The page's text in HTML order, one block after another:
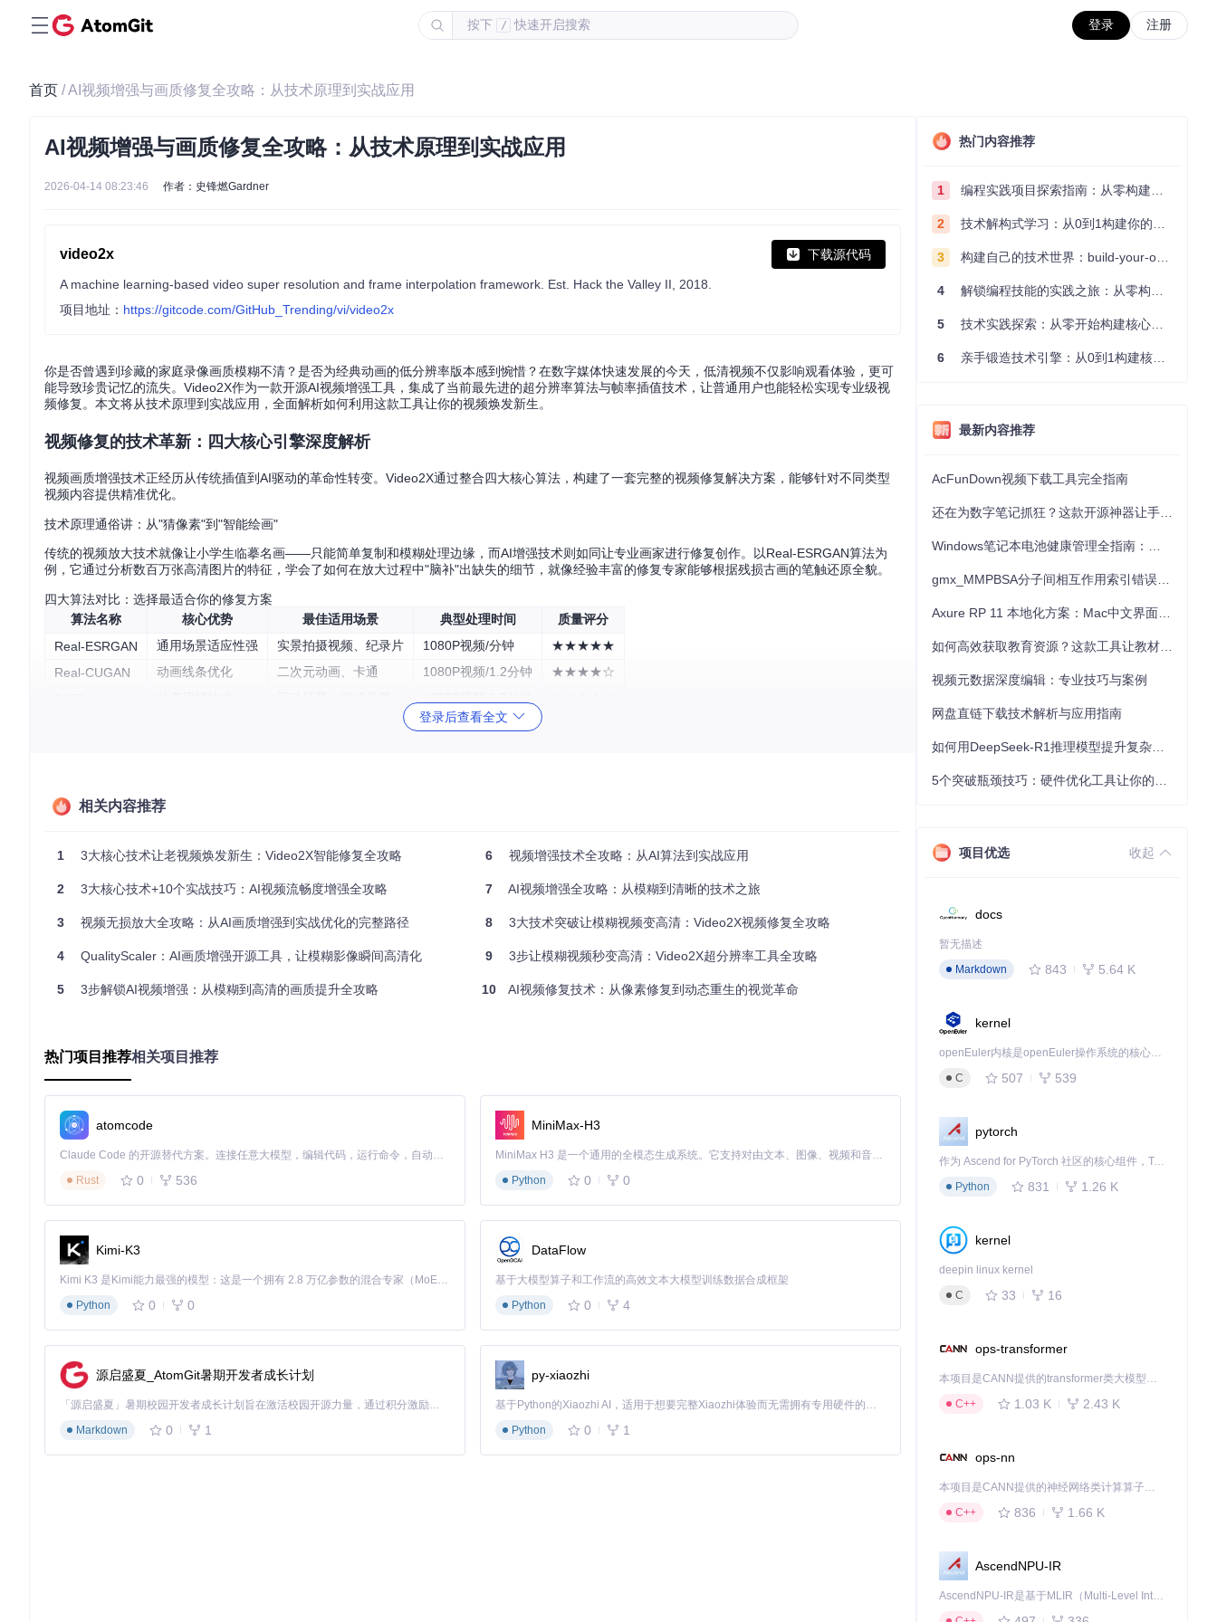
按下 / 快速开启搜索 登录 注册
首页 / AI视频增强与画质修复全攻略：从技术原理到实战应用
AI视频增强与画质修复全攻略：从技术原理到实战应用
2026-04-14 08:23:46 作者：史锋燃Gardner
video2x 下载源代码
A machine learning-based video super resolution and frame interpolation framework. Est. Hack the Valley II, 2018.
项目地址： https://gitcode.com/GitHub_Trending/vi/video2x
你是否曾遇到珍藏的家庭录像画质模糊不清？是否为经典动画的低分辨率版本感到惋惜？在数字媒体快速发展的今天，低清视频不仅影响观看体验，更可
能导致珍贵记忆的流失。Video2X作为一款开源AI视频增强工具，集成了当前最先进的超分辨率算法与帧率插值技术，让普通用户也能轻松实现专业级视
频修复。本文将从技术原理到实战应用，全面解析如何利用这款工具让你的视频焕发新生。
视频修复的技术革新：四大核心引擎深度解析
视频画质增强技术正经历从传统插值到AI驱动的革命性转变。Video2X通过整合四大核心算法，构建了一套完整的视频修复解决方案，能够针对不同类型
视频内容提供精准优化。
技术原理通俗讲：从"猜像素"到"智能绘画"
传统的视频放大技术就像让小学生临摹名画——只能简单复制和模糊处理边缘，而AI增强技术则如同让专业画家进行修复创作。以Real-ESRGAN算法为
例，它通过分析数百万张高清图片的特征，学会了如何在放大过程中"脑补"出缺失的细节，就像经验丰富的修复专家能够根据残损古画的笔触还原全貌。
四大算法对比：选择最适合你的修复方案
算法名称
核心优势 最佳适用场景 典型处理时间
质量评分
Real-ESRGAN
通用场景适应性强 实景拍摄视频、纪录片 1080P视频/分钟
★★★★★
Real-CUGAN
动画线条优化 二次元动画、卡通 1080P视频/1.2分钟
★★★★☆
在线播放、低配置设备 实时处理
零基础上手：3步完成视频修复环境搭建
项目。
如何用Docker实现一键部署
git clone
cd packaging/docker
🚀 运行容器开始处理
Linux系统的高效安装方案
场景化解决方案：让每个视频都获得专属优化
不同类型的视频内容需要针对性的修复策略。Video2X提供了灵活的参数配置系统，让你能够根据视频特点定制最佳修复方案，无论是老旧家庭录像还是
游戏精彩瞬间，都能获得专业级效果。
登录后查看全文
相关内容推荐
1 3大核心技术让老视频焕发新生：Video2X智能修复全攻略
2 3大核心技术+10个实战技巧：AI视频流畅度增强全攻略
3 视频无损放大全攻略：从AI画质增强到实战优化的完整路径
4 QualityScaler：AI画质增强开源工具，让模糊影像瞬间高清化
5 3步解锁AI视频增强：从模糊到高清的画质提升全攻略
6 视频增强技术全攻略：从AI算法到实战应用
7 AI视频增强全攻略：从模糊到清晰的技术之旅
8 3大技术突破让模糊视频变高清：Video2X视频修复全攻略
9 3步让模糊视频秒变高清：Video2X超分辨率工具全攻略
10 AI视频修复技术：从像素修复到动态重生的视觉革命
热门项目推荐相关项目推荐
atomcode
Claude Code 的开源替代方案。连接任意大模型，编辑代码，运行命令，自动验证 — 全自动执行。用 Rust 构建，极致性能。 ｜ An open-source alternative to Claude Code. Connect any LLM, edit code, run commands, and verify changes — autonomously. Built in Rust for speed. Get Started
Rust
0 536
MiniMax-H3
MiniMax H3 是一个通用的全模态生成系统。它支持对由文本、图像、视频和音频组成的多模态上下文进行统一理解，并能生成分辨率高达 2K、时长可达 15 秒的带原生立体声音频的视频。得益于面向任务泛化的系统设计，H3 在预训练阶段就已具备广泛的多模态上下文理解与生成能力，能够出色地执行复杂的多模态指令。
Python
0 0
Kimi-K3
Kimi K3 是Kimi能力最强的模型：这是一个拥有 2.8 万亿参数的混合专家（MoE）模型，具备原生视觉理解能力，并支持 100 万 token 的上下文窗口。
Python
0 0
DataFlow
基于大模型算子和工作流的高效文本大模型训练数据合成框架
Python
0 4
源启盛夏_AtomGit暑期开发者成长计划
「源启盛夏」暑期校园开发者成长计划旨在激活校园开源力量，通过积分激励、认证扶持、资源倾斜等形式，引导高校组织和开发者完成「入驻 — 建项目 — 做贡献 — 获认证 — 得资源」的完整闭环。无论你是想带领社团入驻平台的组织者，还是希望用代码贡献证明自己的开发者，都能在这里找到属于你的成长路径。
Markdown
0 1
py-xiaozhi
基于Python的Xiaozhi AI，适用于想要完整Xiaozhi体验而无需拥有专用硬件的用户。
Python
0 1
热门内容推荐
1 编程实践项目探索指南：从零构建技术能力体系
2 技术解构式学习：从0到1构建你的编程知识体系
3 构建自己的技术世界：build-your-own-x项目的实践探索指南
4 解锁编程技能的实践之旅：从零构建你的技术世界
5 技术实践探索：从零开始构建核心系统的实践指南
6 亲手锻造技术引擎：从0到1构建核心系统的实践指南
最新内容推荐
AcFunDown视频下载工具完全指南
视频元数据深度编辑：专业技巧与案例
网盘直链下载技术解析与应用指南
项目优选 收起
docs
暂无描述
Markdown
843 5.64 K
kernel
openEuler内核是openEuler操作系统的核心，既是系统性能与稳定性的基石，也是连接处理器、设备与服务的桥梁。
C
507 539
pytorch
作为 Ascend for PyTorch 社区的核心组件，TorchNPU 是昇腾专为 PyTorch 打造的深度学习适配插件，使 PyTorch 框架能够直接调用昇腾 NPU，为开发者提供昇腾 AI 处理器的超强算力。
Python
831 1.26 K
kernel
deepin linux kernel
C
33 16
ops-transformer
本项目是CANN提供的transformer类大模型算子库，实现网络在NPU上加速计算。
C++
1.03 K 2.43 K
ops-nn
本项目是CANN提供的神经网络类计算算子库，实现网络在NPU上加速计算。
C++
836 1.66 K
AscendNPU-IR
AscendNPU-IR是基于MLIR（Multi-Level Intermediate Representation）构建的，面向昇腾亲和算子编译时使用的中间表示，提供昇腾完备表达能力，通过编译优化提升昇腾AI处理器计算效率，支持通过生态框架使能昇腾AI处理器与深度调优